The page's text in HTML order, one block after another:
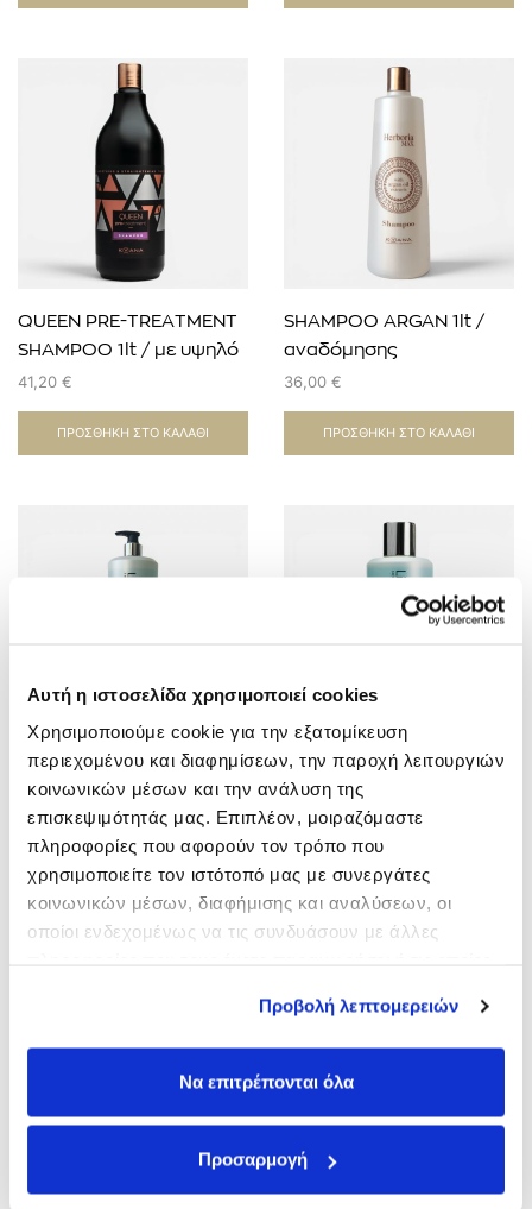
Αυτή η ιστοσελίδα χρησιμοποιεί cookies
Χρησιμοποιούμε cookie για την εξατομίκευση
περιεχομένου και διαφημίσεων, την παροχή λειτουργιών
κοινωνικών μέσων και την ανάλυση της
επισκεψιμότητάς μας. Επιπλέον, μοιραζόμαστε
πληροφορίες που αφορούν τον τρόπο που
χρησιμοποιείτε τον ιστότοπό μας με συνεργάτες
κοινωνικών μέσων, διαφήμισης και αναλύσεων, οι
οποίοι ενδεχομένως να τις συνδυάσουν με άλλες
Προβολή λεπτομερειών
Να επιτρέπονται όλα
Προσαρμογή
QUEEN PRE-TREATMENT
SHAMPOO 1lt / με υψηλό
PH
41,20 €
ΠΡΟΣΘΉΚΗ ΣΤΟ ΚΑΛΆΘΙ
SHAMPOO ARGAN 1lt /
αναδόμησης
36,00 €
ΠΡΟΣΘΉΚΗ ΣΤΟ ΚΑΛΆΘΙ
LIFEBOX SHAMPOO HAIR
TONIC FOR HAIR LOSS
1000ml / κατά της
τριχόπτωσης
40,50€
ΠΡΟΣΘΉΚΗ ΣΤΟ ΚΑΛΆΘΙ
SHAMPOO HAIR TONIC
FOR HAIR LOSS 250ml /
κατά της τριχόπτωσης
13,50€
ΠΡΟΣΘΉΚΗ ΣΤΟ ΚΑΛΆΘΙ